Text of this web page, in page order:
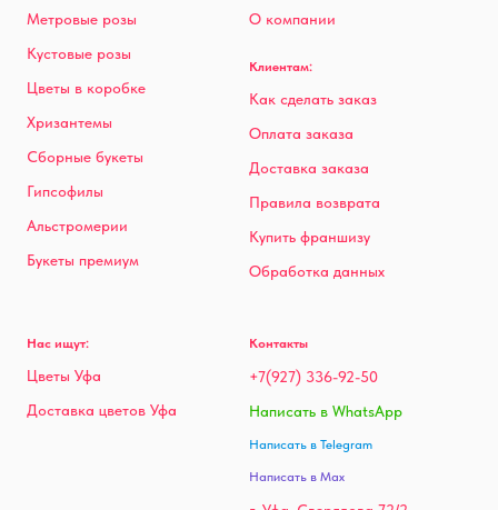
Метровые розы
Кустовые розы
Цветы в коробке
Хризантемы
Сборные букеты
Гипсофилы
Альстромерии
Букеты премиум
О компании
Клиентам:
Как сделать заказ
Оплата заказа
Доставка заказа
Правила возврата
Купить франшизу
Обработка данных
Нас ищут:
Цветы Уфа
Доставка цветов Уфа
Контакты
+7(927) 336-92-50
Написать в WhatsApp
Написать в Telegram
Написать в Max